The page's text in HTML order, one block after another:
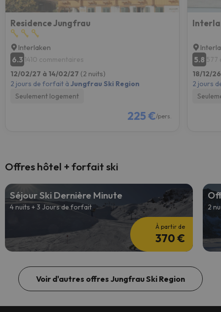
Residence Jungfrau
Interlaken
6.3 1410 commentaires
12/02/27 à 14/02/27 (2 nuits)
2 jours de forfait à Jungfrau Ski Region
Seulement logement
225 €/pers.
5.8 577
18/12/
2 jours
Offres hôtel + forfait ski
Séjour Ski Dernière Minute
4 nuits + 3 Jours de forfait
À partir de
370 €
2
Voir d'autres offres Jungfrau Ski Region